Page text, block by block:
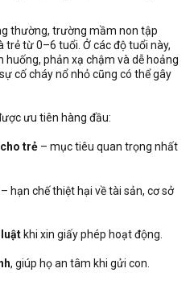
thường, trường mầm non tập
từ 0–6 tuổi. Ở các độ tuổi này,
huống, phản xạ chậm và dễ hoảng
cố cháy nổ nhỏ cũng có thể gây
ưu tiên hàng đầu:
trẻ – mục tiêu quan trọng nhất
– hạn chế thiệt hại về tài sản, cơ sở
luật khi xin giấy phép hoạt động.
, giúp họ an tâm khi gửi con.